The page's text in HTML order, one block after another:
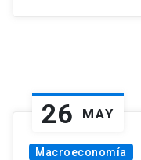
26 MAY
Macroeconomía